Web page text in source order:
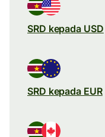
SRD kepada USD
SRD kepada EUR